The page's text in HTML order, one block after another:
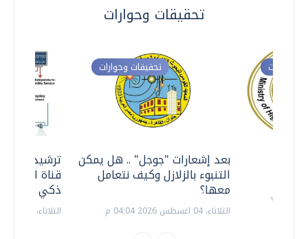
تحقيقات وحوارات
ترشيدا
قناة
ذكي
الثلاثاء، 14 يوليو 2026 06:11 م
تحقيقات وحوارات
بعد إشعارات "جوجل" .. هل يمكن
التنبوء بالزلازل وكيف نتعامل
معها؟
الثلاثاء، 04 اغسطس 2026 04:04 م
وحوارات